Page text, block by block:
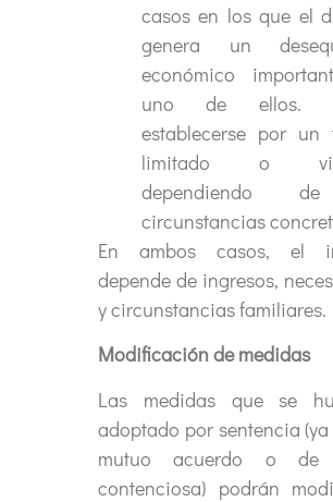
casos en los que el
genera un
económico
uno de ellos.
establecerse por un
limitado o
dependiendo
circunstancias
En ambos casos, el
depende de ingresos,
y circunstancias familiares.
Modificación de medidas
Las medidas que se
adoptado por sentencia
mutuo acuerdo o de
contenciosa) podrán